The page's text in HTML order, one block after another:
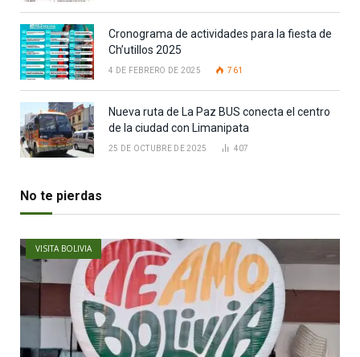
Cronograma de actividades para la fiesta de
Ch’utillos 2025
4 DE FEBRERO DE 2025 761
Nueva ruta de La Paz BUS conecta el centro
de la ciudad con Limanipata
25 DE OCTUBRE DE 2025 407
No te pierdas
VISITA BOLIVIA